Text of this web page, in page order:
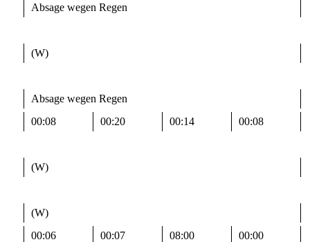
Absage wegen Regen
(W)
Absage wegen Regen
00:08 00:20 00:14 00:08
(W)
(W)
00:06 00:07 08:00 00:00